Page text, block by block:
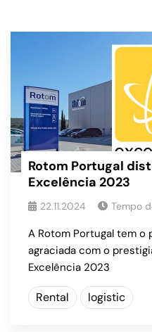
Rotom Portugal
Excelência 2023
22.11.2024 Tempo
A Rotom Portugal tem o
agraciada com o
Excelência 2023
Rental logistic